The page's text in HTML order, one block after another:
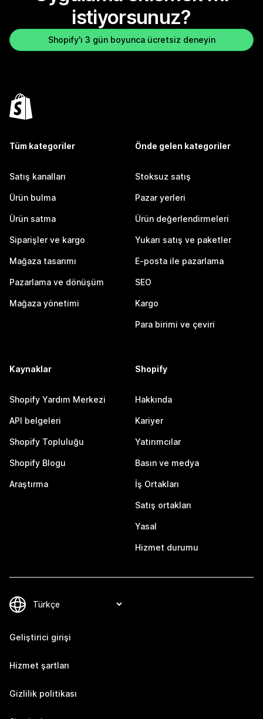
istiyorsunuz?
Shopify'ı 3 gün boyunca ücretsiz deneyin
Tüm kategoriler
Satış kanalları
Ürün bulma
Ürün satma
Siparişler ve kargo
Mağaza tasarımı
Pazarlama ve dönüşüm
Mağaza yönetimi
Önde gelen kategoriler
Stoksuz satış
Pazar yerleri
Ürün değerlendirmeleri
Yukarı satış ve paketler
E-posta ile pazarlama
SEO
Kargo
Para birimi ve çeviri
Kaynaklar
Shopify Yardım Merkezi
API belgeleri
Shopify Topluluğu
Shopify Blogu
Araştırma
Shopify
Hakkında
Kariyer
Yatırımcılar
Basın ve medya
İş Ortakları
Satış ortakları
Yasal
Hizmet durumu
Geliştirici girişi
Hizmet şartları
Gizlilik politikası